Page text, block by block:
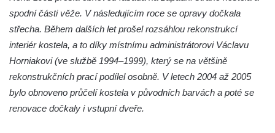
Kostel Nanebevzetí Panny Marie ve
Kostel svatých Petra a Pavla v Růžové
Kaple Stětí svatého Jana Křtitele v
Rumburku
Bývalá synagoga v Milevsku
spodní části věže. V následujícím roce se opravy dočkala
střecha. Během dalších let prošel rozsáhlou rekonstrukcí
interiér kostela, a to díky místnímu administrátorovi Václavu
Horniakovi (ve službě 1994–1999), který se na většině
rekonstrukčních prací podílel osobně. V letech 2004 až 2005
bylo obnoveno průčelí kostela v původních barvách a poté se
renovace dočkaly i vstupní dveře.